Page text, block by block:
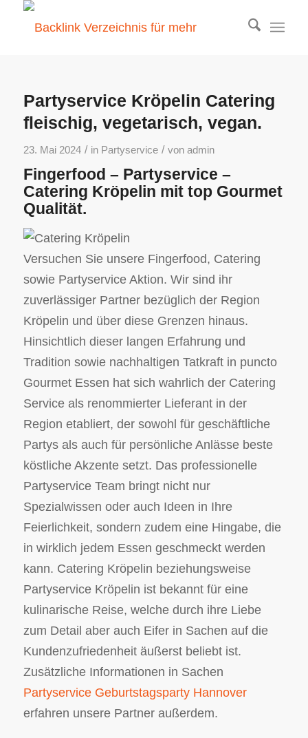
Partyservice Kröpelin Catering
fleischig, vegetarisch, vegan.
23. Mai 2024 / in Partyservice / von admin
Fingerfood – Partyservice –
Catering Kröpelin mit top Gourmet
Qualität.
Versuchen Sie unsere Fingerfood, Catering
sowie Partyservice Aktion. Wir sind ihr
zuverlässiger Partner bezüglich der Region
Kröpelin und über diese Grenzen hinaus.
Hinsichtlich dieser langen Erfahrung und
Tradition sowie nachhaltigen Tatkraft in puncto
Gourmet Essen hat sich wahrlich der Catering
Service als renommierter Lieferant in der
Region etabliert, der sowohl für geschäftliche
Partys als auch für persönliche Anlässe beste
köstliche Akzente setzt. Das professionelle
Partyservice Team bringt nicht nur
Spezialwissen oder auch Ideen in Ihre
Feierlichkeit, sondern zudem eine Hingabe, die
in wirklich jedem Essen geschmeckt werden
kann. Catering Kröpelin beziehungsweise
Partyservice Kröpelin ist bekannt für eine
kulinarische Reise, welche durch ihre Liebe
zum Detail aber auch Eifer in Sachen auf die
Kundenzufriedenheit äußerst beliebt ist.
Zusätzliche Informationen in Sachen
Partyservice Geburtstagsparty Hannover
erfahren unsere Partner außerdem.